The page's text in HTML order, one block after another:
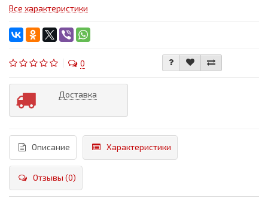
Все характеристики
0
Доставка
Описание Характеристики
Отзывы (0)